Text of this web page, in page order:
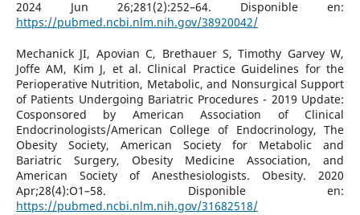
2024 Jun 26;281(2):252–64. Disponible en:
https://pubmed.ncbi.nlm.nih.gov/38920042/
Mechanick JI, Apovian C, Brethauer S, Timothy Garvey W,
Joffe AM, Kim J, et al. Clinical Practice Guidelines for the
Perioperative Nutrition, Metabolic, and Nonsurgical Support
of Patients Undergoing Bariatric Procedures - 2019 Update:
Cosponsored by American Association of Clinical
Endocrinologists/American College of Endocrinology, The
Obesity Society, American Society for Metabolic and
Bariatric Surgery, Obesity Medicine Association, and
American Society of Anesthesiologists. Obesity. 2020
Apr;28(4):O1–58. Disponible en:
https://pubmed.ncbi.nlm.nih.gov/31682518/